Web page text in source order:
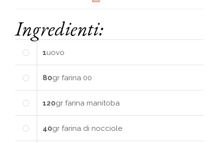
Ingredienti:
1uovo
80gr farina 00
120gr farina manitoba
40gr farina di nocciole